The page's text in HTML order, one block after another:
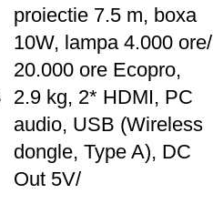
proiectie 7.5 m, boxa
10W, lampa 4.000 ore/
20.000 ore Ecopro,
2.9 kg, 2* HDMI, PC
audio, USB (Wireless
dongle, Type A), DC
Out 5V/